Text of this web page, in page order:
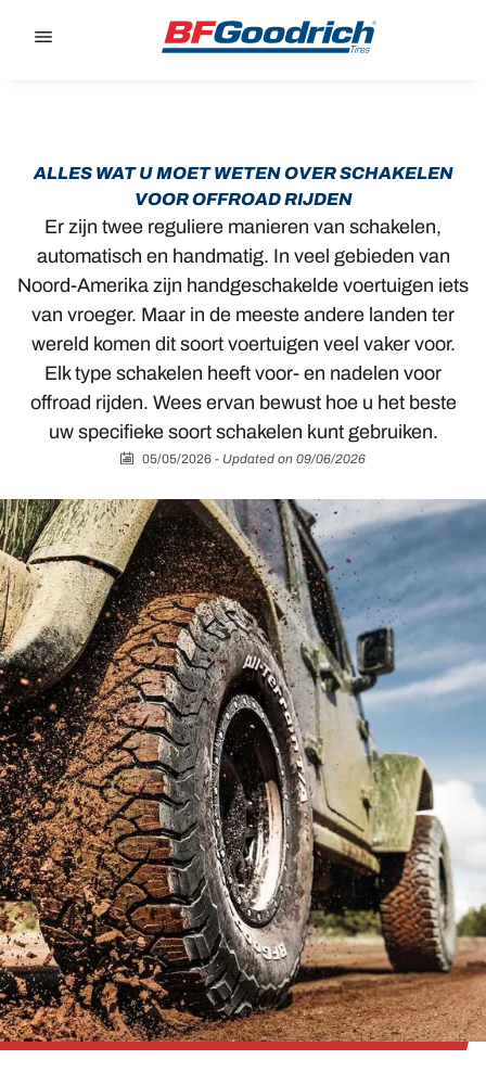
ALLES WAT U MOET WETEN OVER SCHAKELEN
VOOR OFFROAD RIJDEN
Er zijn twee reguliere manieren van schakelen,
automatisch en handmatig. In veel gebieden van
Noord-Amerika zijn handgeschakelde voertuigen iets
van vroeger. Maar in de meeste andere landen ter
wereld komen dit soort voertuigen veel vaker voor.
Elk type schakelen heeft voor- en nadelen voor
offroad rijden. Wees ervan bewust hoe u het beste
uw specifieke soort schakelen kunt gebruiken.
05/05/2026 - Updated on 09/06/2026